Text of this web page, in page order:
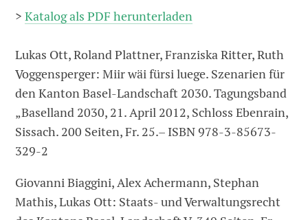
>Katalog als PDF herunterladen
Lukas Ott, Roland Plattner, Franziska Ritter, Ruth
Voggensperger: Miir wäi fürsi luege. Szenarien für
den Kanton Basel-Landschaft 2030. Tagungsband
„Baselland 2030, 21. April 2012, Schloss Ebenrain,
Sissach. 200 Seiten, Fr. 25.– ISBN 978-3-85673-
329-2
Giovanni Biaggini, Alex Achermann, Stephan
Mathis, Lukas Ott: Staats- und Verwaltungsrecht